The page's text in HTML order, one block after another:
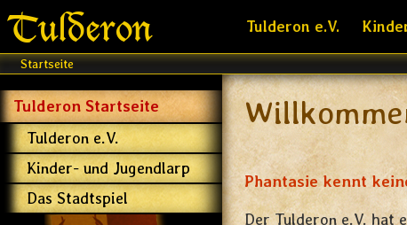
Tulderon Tulderon e.V.
Startseite
Tulderon Startseite
Tulderon e.V.
Kinder- und Jugendlarp
Das Stadtspiel
Phantasie kennt
Der Tulderon e.V. hat